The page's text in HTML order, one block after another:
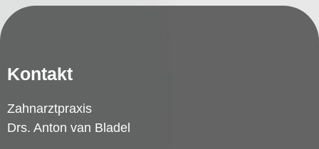
Kontakt
Zahnarztpraxis
Drs. Anton van Bladel